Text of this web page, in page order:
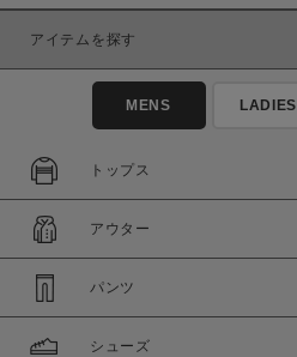
アイテムを探す
MENS LADIES
トップス
アウター
パンツ
シューズ